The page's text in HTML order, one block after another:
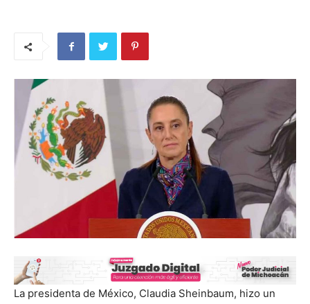
La presidenta de México, Claudia Sheinbaum, hizo un